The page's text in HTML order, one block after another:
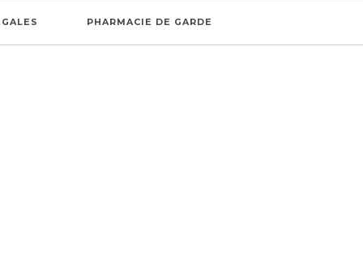
PHARMACIE DE GARDE